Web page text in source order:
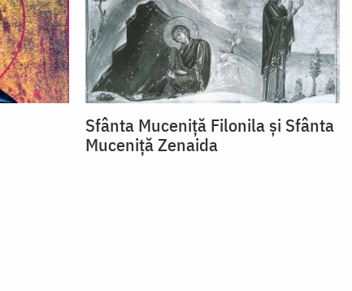
Sfânta Muceniță Filonila și Sfânta
Muceniță Zenaida